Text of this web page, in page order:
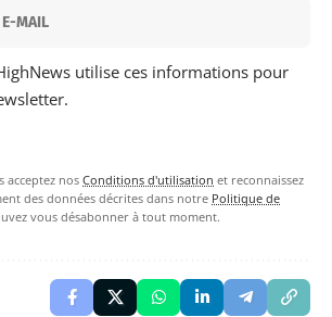
utilise ces informations pour
acceptez nos Conditions d'utilisation et reconnaissez
des données décrites dans notre Politique de
vous désabonner à tout moment.